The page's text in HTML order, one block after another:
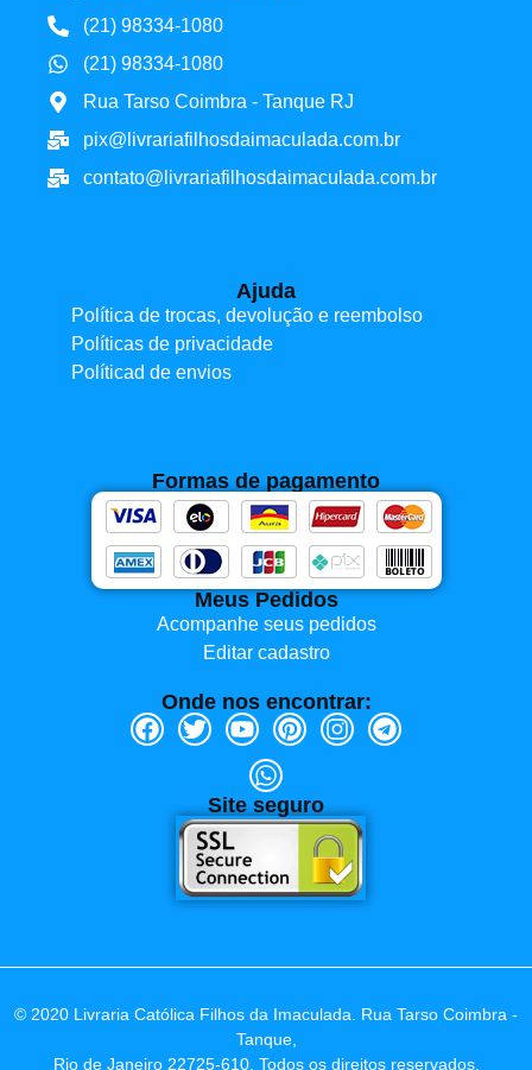
(21) 98334-1080
(21) 98334-1080
Rua Tarso Coimbra - Tanque RJ
pix@livrariafilhosdaimaculada.com.br
contato@livrariafilhosdaimaculada.com.br
Ajuda
Política de trocas, devolução e reembolso
Políticas de privacidade
Políticad de envios
Formas de pagamento
Meus Pedidos
Acompanhe seus pedidos
Editar cadastro
Onde nos encontrar:
Site seguro
© 2020 Livraria Católica Filhos da Imaculada. Rua Tarso Coimbra -
Tanque,
Rio de Janeiro 22725-610. Todos os direitos reservados.